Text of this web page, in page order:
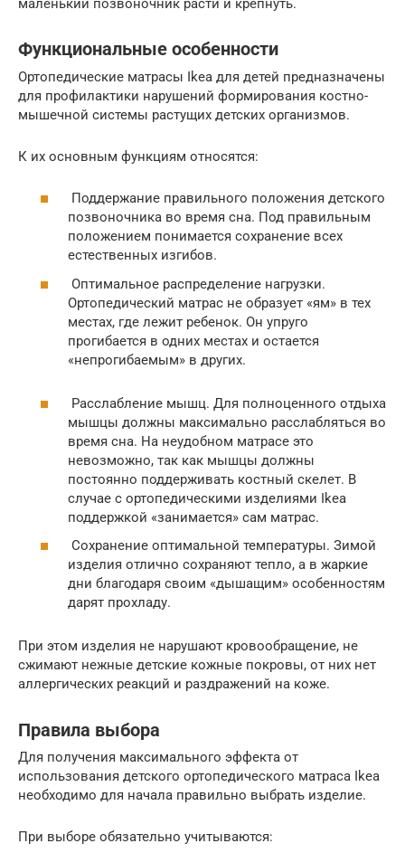
маленький позвоночник расти и крепнуть.
Функциональные особенности
Ортопедические матрасы Ikea для детей предназначены
для профилактики нарушений формирования костно-
мышечной системы растущих детских организмов.
К их основным функциям относятся:
Поддержание правильного положения детского
позвоночника во время сна. Под правильным
положением понимается сохранение всех
естественных изгибов.
Оптимальное распределение нагрузки.
Ортопедический матрас не образует «ям» в тех
местах, где лежит ребенок. Он упруго
прогибается в одних местах и остается
«непрогибаемым» в других.
Расслабление мышц. Для полноценного отдыха
мышцы должны максимально расслабляться во
время сна. На неудобном матрасе это
невозможно, так как мышцы должны
постоянно поддерживать костный скелет. В
случае с ортопедическими изделиями Ikea
поддержкой «занимается» сам матрас.
Сохранение оптимальной температуры. Зимой
изделия отлично сохраняют тепло, а в жаркие
дни благодаря своим «дышащим» особенностям
дарят прохладу.
При этом изделия не нарушают кровообращение, не
сжимают нежные детские кожные покровы, от них нет
аллергических реакций и раздражений на коже.
Правила выбора
Для получения максимального эффекта от
использования детского ортопедического матраса Ikea
необходимо для начала правильно выбрать изделие.
При выборе обязательно учитываются: